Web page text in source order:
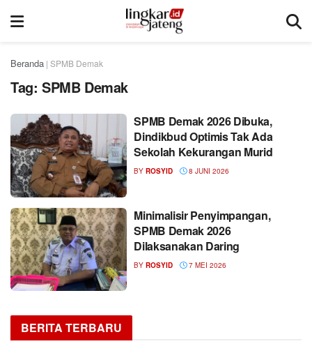
Beranda | SPMB Demak
Tag: SPMB Demak
SPMB Demak 2026 Dibuka,
Dindikbud Optimis Tak Ada
Sekolah Kekurangan Murid
BY ROSYID 8 JUNI 2026
Minimalisir Penyimpangan,
SPMB Demak 2026
Dilaksanakan Daring
BY ROSYID 7 MEI 2026
BERITA TERBARU